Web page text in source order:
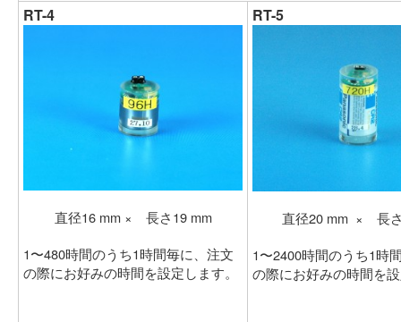
RT-4
直径16 mm × 長さ19 mm
1〜480時間のうち1時間毎に、注文
の際にお好みの時間を設定します。
RT-5
直径20 mm × 長
1〜2400時間のうち1時
の際にお好みの時間を